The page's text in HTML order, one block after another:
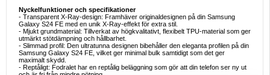
Nyckelfunktioner och specifikationer
- Transparent X-Ray-design: Framhäver originaldesignen på din Samsung
Galaxy S24 FE med en unik X-Ray-effekt för extra stil.
- Mjukt grundmaterial: Tillverkat av högkvalitativt, flexibelt TPU-material som ger
utmärkt stötdämpning och hållbarhet.
- Slimmad profil: Den ultratunna designen bibehåller den eleganta profilen på din
Samsung Galaxy S24 FE, vilket ger minimal bulk samtidigt som det ger
maximalt skydd.
- Reptåligt: Fodralet har en reptålig beläggning som gör att din telefon ser ny ut